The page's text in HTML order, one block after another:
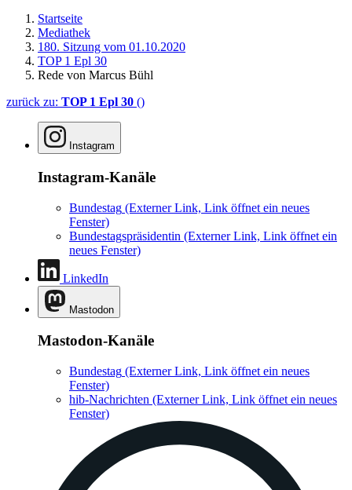
Startseite
Mediathek
180. Sitzung vom 01.10.2020
TOP 1 Epl 30
Rede von Marcus Bühl
zurück zu: TOP 1 Epl 30 ()
Instagram
Instagram-Kanäle
Bundestag (Externer Link, Link öffnet ein neues
Fenster)
Bundestagspräsidentin (Externer Link, Link öffnet ein
neues Fenster)
LinkedIn
Mastodon
Mastodon-Kanäle
Bundestag (Externer Link, Link öffnet ein neues
Fenster)
hib-Nachrichten (Externer Link, Link öffnet ein neues
Fenster)